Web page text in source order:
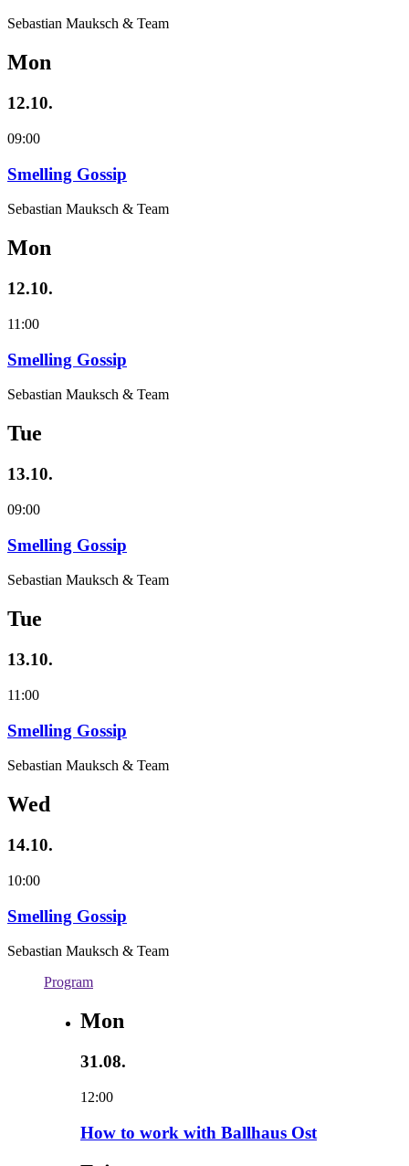
Sebastian Mauksch & Team
Mon
12.10.
09:00
Smelling Gossip
Sebastian Mauksch & Team
Mon
12.10.
11:00
Smelling Gossip
Sebastian Mauksch & Team
Tue
13.10.
09:00
Smelling Gossip
Sebastian Mauksch & Team
Tue
13.10.
11:00
Smelling Gossip
Sebastian Mauksch & Team
Wed
14.10.
10:00
Smelling Gossip
Sebastian Mauksch & Team
Program
Mon
31.08.
12:00
How to work with Ballhaus Ost